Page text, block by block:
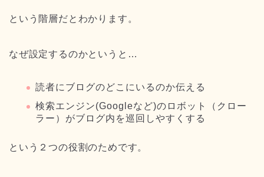
という階層だとわかります。
なぜ設定するのかというと…
読者にブログのどこにいるのか伝える
検索エンジン(Googleなど)のロボット（クロー
ラー）がブログ内を巡回しやすくする
という２つの役割のためです。